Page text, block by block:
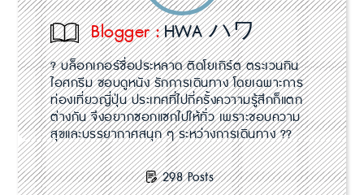
Blogger :HWA ハワ
? บล็อกเกอร์ชื่อประหลาด ติดโยเกิร์ต ตระเวนกิน
ไอศกรีม ชอบดูหนัง รักการเดินทาง โดยเฉพาะการ
ท่องเที่ยวญี่ปุ่น ประเทศที่ไปกี่ครั้งควาามรู้สึกก็แตก
ต่างกัน จึงอยากซอกแซกไปให้ทั่ว เพราะชอบความ
สุขและบรรยากาศสนุก ๆ ระหว่างการเดินทาง ??
298 Posts